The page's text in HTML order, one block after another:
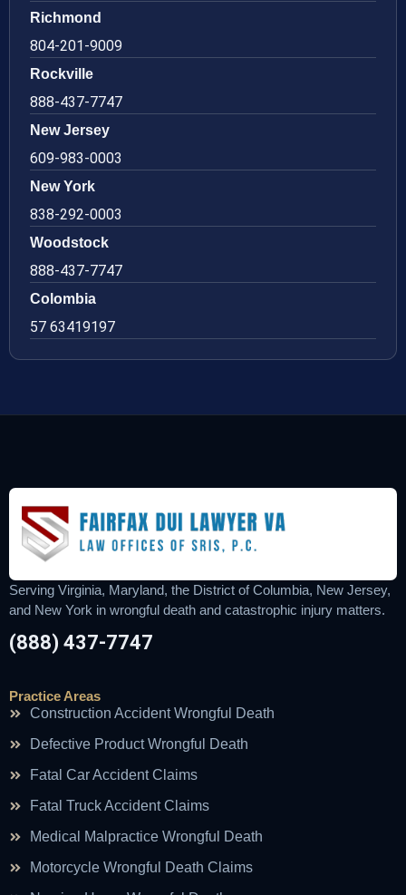
Richmond
804-201-9009
Rockville
888-437-7747
New Jersey
609-983-0003
New York
838-292-0003
Woodstock
888-437-7747
Colombia
57 63419197
Serving Virginia, Maryland, the District of Columbia, New Jersey,
and New York in wrongful death and catastrophic injury matters.
(888) 437-7747
Practice Areas
Construction Accident Wrongful Death
Defective Product Wrongful Death
Fatal Car Accident Claims
Fatal Truck Accident Claims
Medical Malpractice Wrongful Death
Motorcycle Wrongful Death Claims